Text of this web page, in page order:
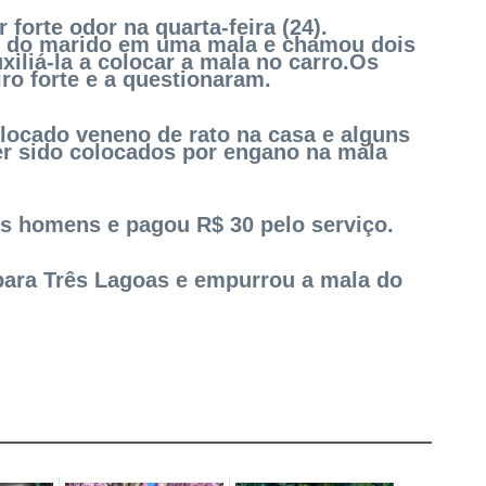
forte odor na quarta-feira (24).
marido em uma mala e chamou dois
la a colocar a mala no carro.Os
forte e a questionaram.
veneno de rato na casa e alguns
sido colocados por engano na mala
homens e pagou R$ 30 pelo serviço.
Três Lagoas e empurrou a mala do